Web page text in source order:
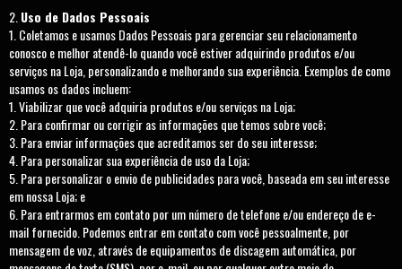
Uso de Dados Pessoais
Coletamos e usamos Dados Pessoais para gerenciar seu relacionamento
conosco e melhor atendê-lo quando você estiver adquirindo produtos e/ou
serviços na Loja, personalizando e melhorando sua experiência. Exemplos de como
usamos os dados incluem:
Viabilizar que você adquiria produtos e/ou serviços na Loja;
Para confirmar ou corrigir as informações que temos sobre você;
Para enviar informações que acreditamos ser do seu interesse;
Para personalizar sua experiência de uso da Loja;
Para personalizar o envio de publicidades para você, baseada em seu interesse
em nossa Loja; e
Para entrarmos em contato por um número de telefone e/ou endereço de e-
mail fornecido. Podemos entrar em contato com você pessoalmente, por
mensagem de voz, através de equipamentos de discagem automática, por